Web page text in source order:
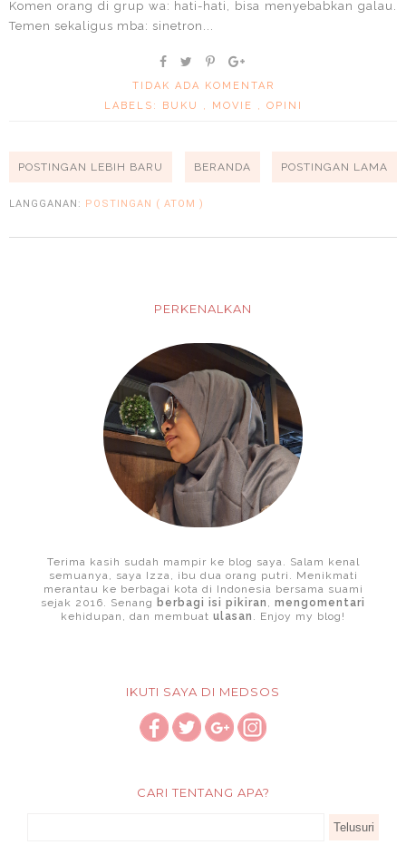
Komen orang di grup wa: hati-hati, bisa menyebabkan galau.
Temen sekaligus mba: sinetron...
TIDAK ADA KOMENTAR
LABELS:
BUKU MOVIE OPINI
POSTINGAN LEBIH BARU POSTINGAN LAMA
BERANDA
LANGGANAN: POSTINGAN ( ATOM )
PERKENALKAN
Terima kasih sudah mampir ke blog saya. Salam kenal
semuanya, saya Izza, ibu dua orang putri. Menikmati
merantau ke berbagai kota di Indonesia bersama suami
sejak 2016. Senang berbagi isi pikiran , mengomentari
kehidupan, dan membuat ulasan . Enjoy my blog!
IKUTI SAYA DI MEDSOS
CARI TENTANG APA?